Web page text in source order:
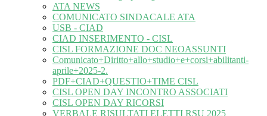
ATA NEWS
COMUNICATO SINDACALE ATA
USB - CIAD
CIAD INSERIMENTO - CISL
CISL FORMAZIONE DOC NEOASSUNTI
Comunicato+Diritto+allo+studio+e+corsi+abilitanti-
aprile+2025-2.
PDF+CIAD+QUESTIO+TIME CISL
CISL OPEN DAY INCONTRO ASSOCIATI
CISL OPEN DAY RICORSI
VERBALE RISULTATI ELETTI RSU 2025